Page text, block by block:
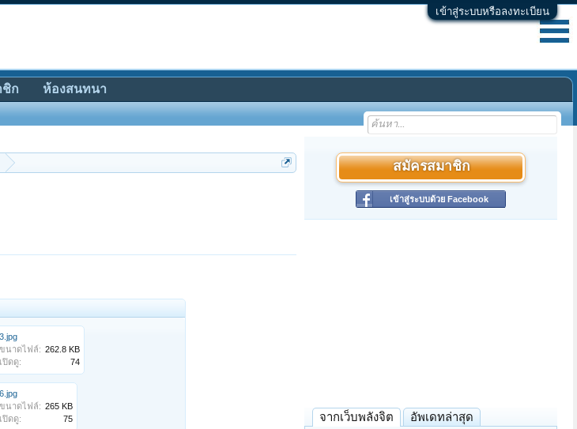
เข้าสู่ระบบหรือลงทะเบียน
3.jpg
ขนาดไฟล์: 262.8 KB
เปิดดู:
74
6.jpg
ขนาดไฟล์: 265 KB
เปิดดู:
75
สมัครสมาชิก
เข้าสู่ระบบด้วย Facebook
จากเว็บพลังจิต อัพเดทล่าสุด
ชิก ห้องสนทนา